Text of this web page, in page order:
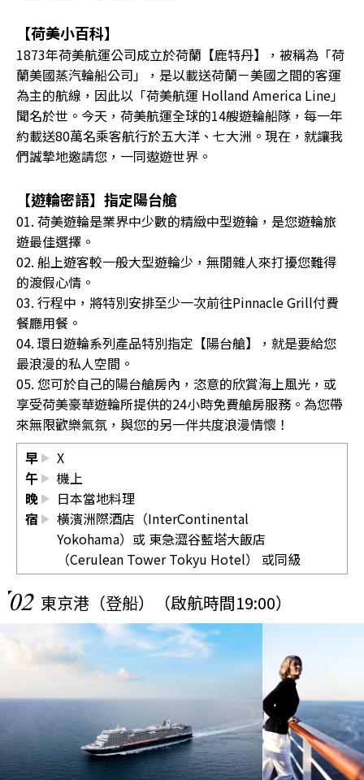
【荷美小百科】
1873年荷美航運公司成立於荷蘭【鹿特丹】，被稱為「荷
蘭美國蒸汽輪船公司」，是以載送荷蘭－美國之間的客運
為主的航線，因此以「荷美航運 Holland America Line」
聞名於世。今天，荷美航運全球的14艘遊輪船隊，每一年
約載送80萬名乘客航行於五大洋、七大洲。現在，就讓我
們誠摯地邀請您，一同遨遊世界。
【遊輪密語】指定陽台艙
01. 荷美遊輪是業界中少數的精緻中型遊輪，是您遊輪旅
遊最佳選擇。
02. 船上遊客較一般大型遊輪少，無閒雜人來打擾您難得
的渡假心情。
03. 行程中，將特別安排至少一次前往Pinnacle Grill付費
餐廳用餐。
04. 環日遊輪系列產品特別指定【陽台艙】，就是要給您
最浪漫的私人空間。
05. 您可於自己的陽台艙房內，恣意的欣賞海上風光，或
享受荷美豪華遊輪所提供的24小時免費艙房服務。為您帶
來無限歡樂氣氛，與您的另一伴共度浪漫情懷！
早
X
午
機上
晚
日本當地料理
宿
橫濱洲際酒店（InterContinental
Yokohama）或 東急澀谷藍塔大飯店
（Cerulean Tower Tokyu Hotel） 或同級
02 東京港（登船）（啟航時間19:00）